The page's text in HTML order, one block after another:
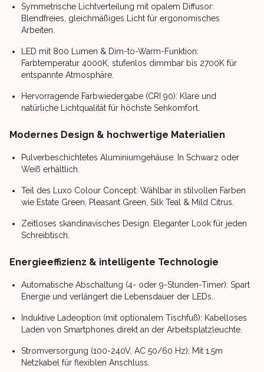
Symmetrische Lichtverteilung mit opalem Diffusor:
Blendfreies, gleichmäßiges Licht für ergonomisches
Arbeiten.
LED mit 800 Lumen & Dim-to-Warm-Funktion:
Farbtemperatur 4000K, stufenlos dimmbar bis 2700K für
entspannte Atmosphäre.
Hervorragende Farbwiedergabe (CRI 90): Klare und
natürliche Lichtqualität für höchste Sehkomfort.
Modernes Design & hochwertige Materialien
Pulverbeschichtetes Aluminiumgehäuse: In Schwarz oder
Weiß erhältlich.
Teil des Luxo Colour Concept: Wählbar in stilvollen Farben
wie Estate Green, Pleasant Green, Silk Teal & Mild Citrus.
Zeitloses skandinavisches Design: Eleganter Look für jeden
Schreibtisch.
Energieeffizienz & intelligente Technologie
Automatische Abschaltung (4- oder 9-Stunden-Timer): Spart
Energie und verlängert die Lebensdauer der LEDs.
Induktive Ladeoption (mit optionalem Tischfuß): Kabelloses
Laden von Smartphones direkt an der Arbeitsplatzleuchte.
Stromversorgung (100-240V, AC 50/60 Hz): Mit 1,5m
Netzkabel für flexiblen Anschluss.